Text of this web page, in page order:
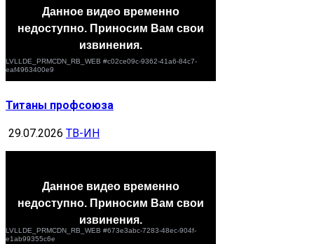
Титаны профсоюза
29.07.2026 ТВ-ИН